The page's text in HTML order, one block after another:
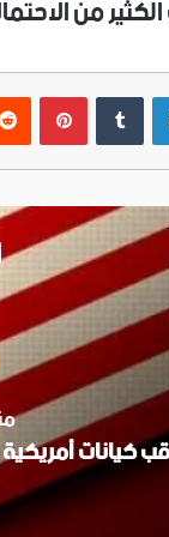
من
لينكدإن
‏Tumblr
كيانات